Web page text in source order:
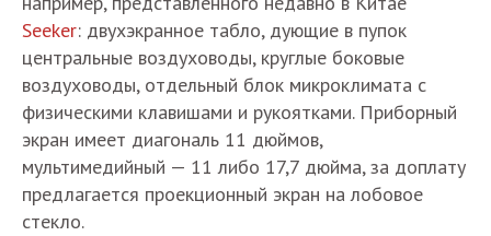
Seeker: двухэкранное табло, дующие в пупок
центральные воздуховоды, круглые боковые
воздуховоды, отдельный блок микроклимата с
физическими клавишами и рукоятками. Приборный
экран имеет диагональ 11 дюймов,
мультимедийный — 11 либо 17,7 дюйма, за доплату
предлагается проекционный экран на лобовое
стекло.